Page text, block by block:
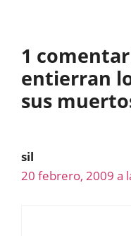
1
entierran
sus
sil
20 febrero, 2009 a